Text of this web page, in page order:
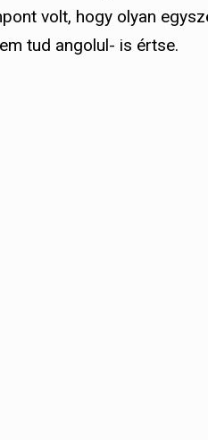
volt, hogy olyan
tud angolul- is értse.